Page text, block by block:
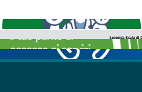
BOLLETTINI
CASE DI
OSPEDALE DI